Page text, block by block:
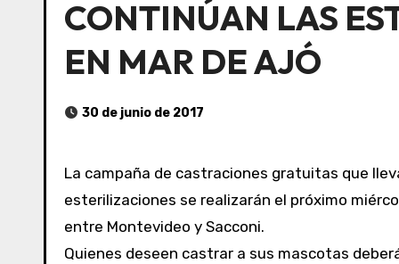
CONTINÚAN LAS
EN MAR DE AJÓ
30 de junio de 2017
La campaña de castraciones gratuitas que
esterilizaciones se realizarán el próximo
entre Montevideo y Sacconi.
Quienes deseen castrar a sus mascotas deberán solicitar un turno previo en la Unidad de Gestión Municipal correspondiente a la localidad y concurrir